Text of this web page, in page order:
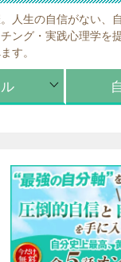
人生の自信がない、
ング・実践心理学を
す。